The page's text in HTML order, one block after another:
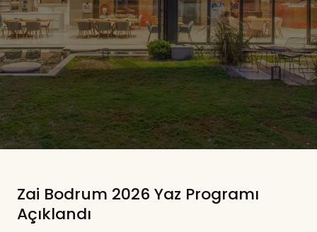
Zai Bodrum 2026 Yaz Programı
Açıklandı